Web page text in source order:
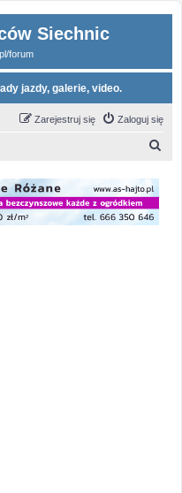
Siechnic
forum
jazdy, galerie, video.
Zaloguj się
Zarejestruj się